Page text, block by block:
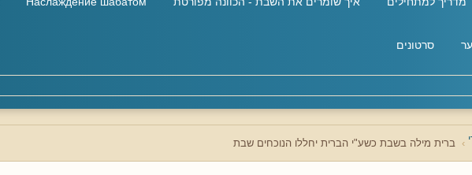
סרטונים
ברית מילה בשבת כשע"י הברית יחללו הנוכחים שבת